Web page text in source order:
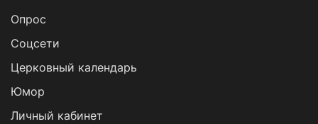
Опрос
Cоцсети
Церковный календарь
Юмор
Личный кабинет